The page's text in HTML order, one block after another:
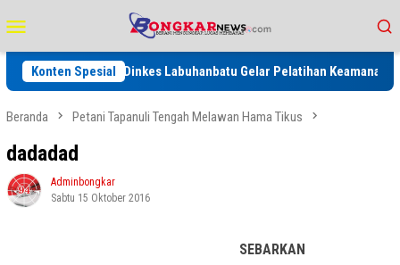
ke
kontenMobile
Konten Spesial
2027 Dinkes Labuhanbatu Gelar Pelatihan Keamanan
Beranda Petani Tapanuli Tengah Melawan Hama Tikus
dadadad
Adminbongkar
Sabtu 15 Oktober 2016
SEBARKAN